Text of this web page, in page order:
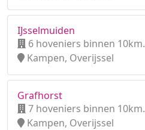
IJsselmuiden
6 hoveniers binnen 10km.
Kampen, Overijssel
Grafhorst
7 hoveniers binnen 10km.
Kampen, Overijssel